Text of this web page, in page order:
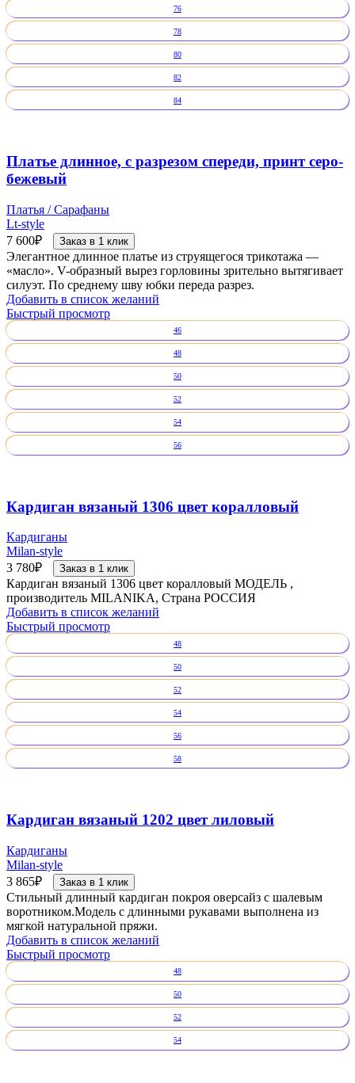
76
78
80
82
84
Платье длинное, с разрезом спереди, принт серо-
бежевый
Платья / Сарафаны
Lt-style
7 600₽ Заказ в 1 клик
Элегантное длинное платье из струящегося трикотажа —
«масло». V-образный вырез горловины зрительно вытягивает
силуэт. По среднему шву юбки переда разрез.
Добавить в список желаний
Быстрый просмотр
46
48
50
52
54
56
Кардиган вязаный 1306 цвет коралловый
Кардиганы
Milan-style
3 780₽ Заказ в 1 клик
Кардиган вязаный 1306 цвет коралловый МОДЕЛЬ ,
производитель MILANIKA, Страна РОССИЯ
Добавить в список желаний
Быстрый просмотр
48
50
52
54
56
58
Кардиган вязаный 1202 цвет лиловый
Кардиганы
Milan-style
3 865₽ Заказ в 1 клик
Стильный длинный кардиган покроя оверсайз с шалевым
воротником.Модель с длинными рукавами выполнена из
мягкой натуральной пряжи.
Добавить в список желаний
Быстрый просмотр
48
50
52
54